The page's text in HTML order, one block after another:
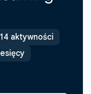
14 aktywności